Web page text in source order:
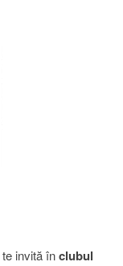
te invită înclubul